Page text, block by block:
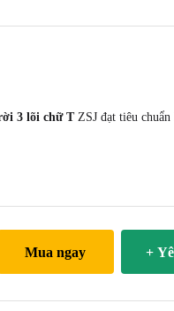
3 lõi chữ TZSJ đạt tiêu chuẩn
Mua ngay +